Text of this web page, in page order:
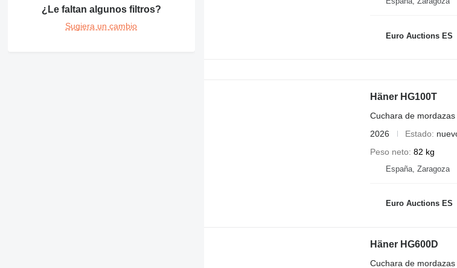
¿Le faltan algunos filtros?
Sugiera un cambio
Euro Auctions ES
Häner HG100T
Cuchara de mordazas
2026
Estado
Peso neto 82 kg
España, Zaragoza
Euro Auctions ES
Häner HG600D
Cuchara de mordazas